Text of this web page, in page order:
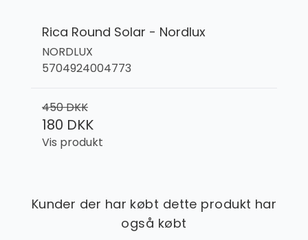
Rica Round Solar - Nordlux
NORDLUX
5704924004773
450 DKK
180 DKK
Vis produkt
Kunder der har købt dette produkt har
også købt